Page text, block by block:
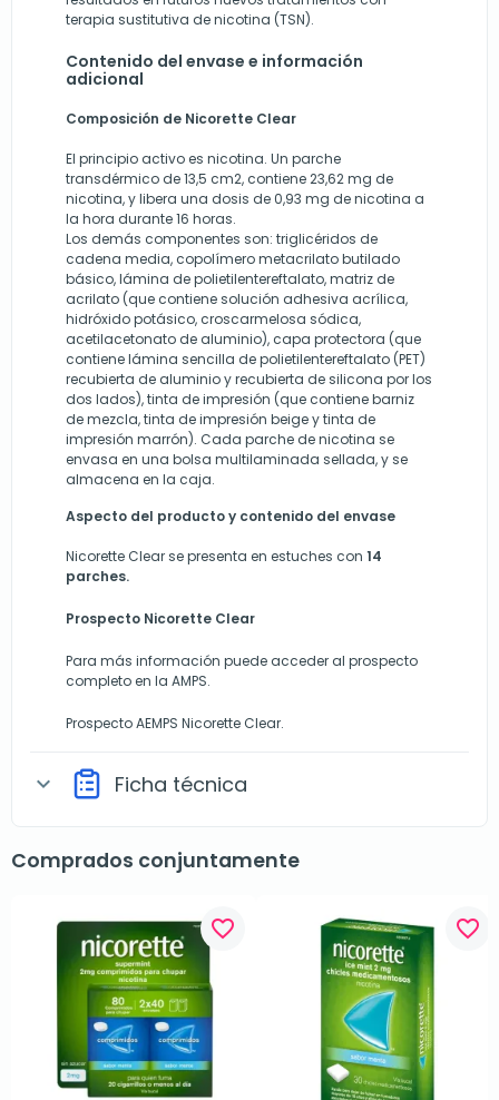
terapia sustitutiva de nicotina (TSN).
Contenido del envase e información
adicional
Composición de Nicorette Clear
El principio activo es nicotina. Un parche
transdérmico de 13,5 cm2, contiene 23,62 mg de
nicotina, y libera una dosis de 0,93 mg de nicotina a
la hora durante 16 horas.
Los demás componentes son: triglicéridos de
cadena media, copolímero metacrilato butilado
básico, lámina de polietilentereftalato, matriz de
acrilato (que contiene solución adhesiva acrílica,
hidróxido potásico, croscarmelosa sódica,
acetilacetonato de aluminio), capa protectora (que
contiene lámina sencilla de polietilentereftalato (PET)
recubierta de aluminio y recubierta de silicona por los
dos lados), tinta de impresión (que contiene barniz
de mezcla, tinta de impresión beige y tinta de
impresión marrón). Cada parche de nicotina se
envasa en una bolsa multilaminada sellada, y se
almacena en la caja.
Aspecto del producto y contenido del envase
Nicorette Clear se presenta en estuches con 14
parches.
Prospecto Nicorette Clear
Para más información puede acceder al prospecto
completo en la AMPS.
ProspectoAEMPS Nicorette Clear.
expand_more Ficha técnica
Comprados conjuntamente
favorite_border favorite_border